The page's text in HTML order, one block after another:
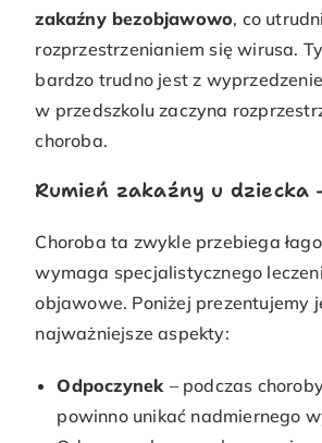
zakaźny bezobjawowo, co
rozprzestrzenianiem się wirusa.
bardzo trudno jest z
w przedszkolu zaczyna
choroba.
Rumień zakaźny u dziecka
Choroba ta zwykle przebiega
wymaga specjalistycznego
objawowe. Poniżej prezentujemy
najważniejsze aspekty:
Odpoczynek – podczas
powinno unikać nadmiernego